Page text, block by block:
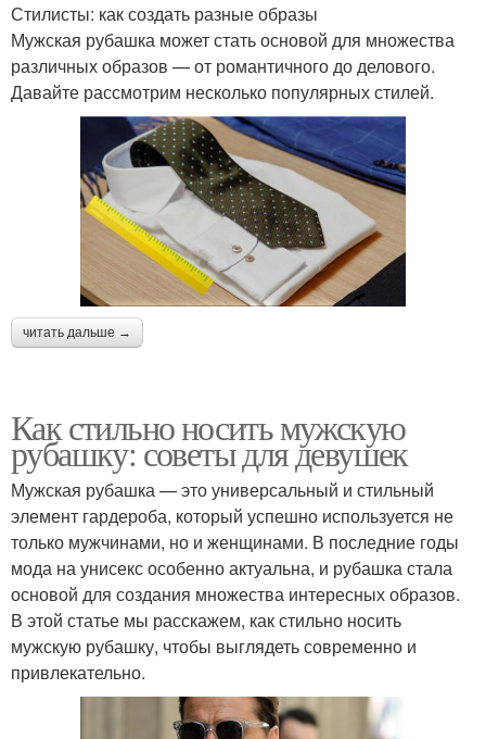
Стилисты: как создать разные образы
Мужская рубашка может стать основой для множества
различных образов — от романтичного до делового.
Давайте рассмотрим несколько популярных стилей.
читать дальше →
Как стильно носить мужскую
рубашку: советы для девушек
Мужская рубашка — это универсальный и стильный
элемент гардероба, который успешно используется не
только мужчинами, но и женщинами. В последние годы
мода на унисекс особенно актуальна, и рубашка стала
основой для создания множества интересных образов.
В этой статье мы расскажем, как стильно носить
мужскую рубашку, чтобы выглядеть современно и
привлекательно.